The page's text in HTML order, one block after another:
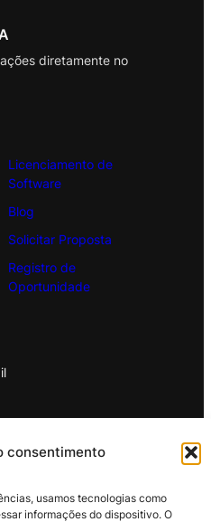
consentimento
usamos tecnologias como
informações do dispositivo. O
diretamente no
Licenciamento de
Software
Blog
Solicitar Proposta
Registro de
Oportunidade